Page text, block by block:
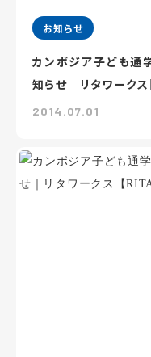
お知らせ
カンボジア子ども通
知らせ｜リタワークス
2014.07.01